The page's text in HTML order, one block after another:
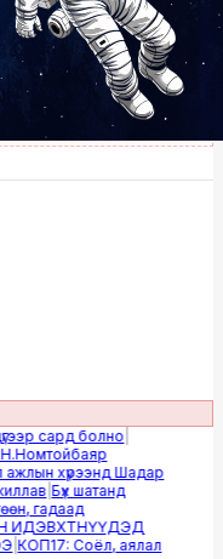
сард болно|
хүрээнд Шадар
|Бүх шатанд
гадаад
|КОП17: Соёл, аялал